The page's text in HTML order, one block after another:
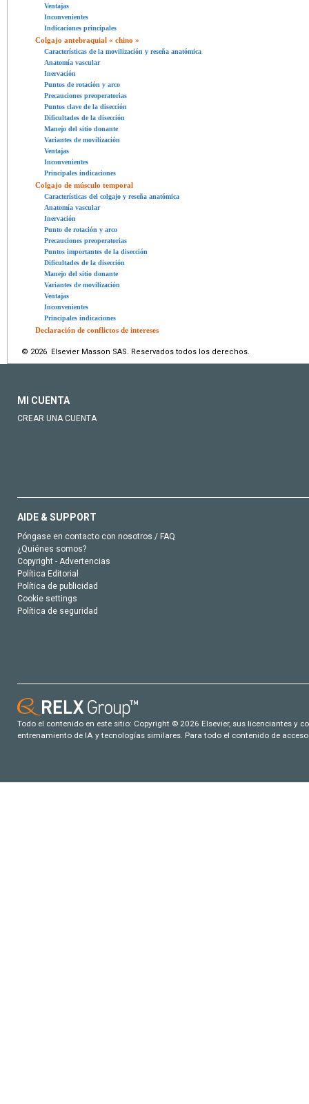
Ventajas
Inconvenientes
Indicaciones principales
Colgajo antebraquial « chino »
Características de la movilización y reseña anatómica
Anatomía vascular
Inervación
Puntos de rotación y arco
Precauciones preoperatorias
Puntos clave de la disección
Dificultades de la disección
Manejo del sitio donante
Variantes de movilización
Ventajas
Inconvenientes
Principales indicaciones
Colgajo de músculo temporal
Características del colgajo y reseña anatómica
Anatomía vascular
Inervación
Punto de rotación y arco
Precauciones preoperatorias
Puntos importantes de la disección
Dificultades de la disección
Manejo del sitio donante
Variantes de movilización
Ventajas
Inconvenientes
Principales indicaciones
Declaración de conflictos de intereses
© 2026 Elsevier Masson SAS. Reservados todos los derechos.
MI CUENTA
CREAR UNA CUENTA
AIDE & SUPPORT
Póngase en contacto con nosotros / FAQ
¿Quiénes somos?
Copyright - Advertencias
Política Editorial
Política de publicidad
Cookie settings
Política de seguridad
Todo el contenido en este sitio: Copyright © 2026 Elsevier, sus licenciantes y
entrenamiento de IA y tecnologías similares. Para todo el contenido de